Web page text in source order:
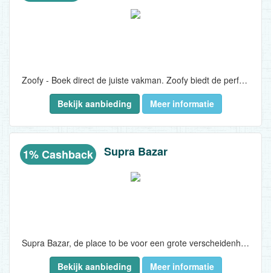
Zoofy - Boek direct de juiste vakman. Zoofy biedt de perfecte oplossing! Met Zoofy kunt u direct de juiste vakman boeken voor al uw klussen en reparaties in en rondom het huis...
Bekijk aanbieding
Meer informatie
1% Cashback Supra Bazar
Supra Bazar, de place to be voor een grote verscheidenheid aan producten. Bij Suprabazar vindt u een grote verscheidenheid aan producten : tuingerief, meubels, kledij, elektronica en sportgerief en nog zo veel meer. Neem gerust je tijd tijdens het shoppen en ontdek ons assortiment...
Bekijk aanbieding
Meer informatie